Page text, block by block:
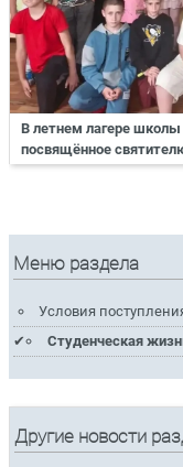
В летнем лагере
посвящённое
Меню раздела
Условия
Студенческая
Другие новости